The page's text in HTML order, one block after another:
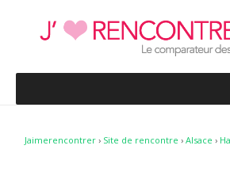
Jaimerencontrer › Site de rencontre › Alsace ›